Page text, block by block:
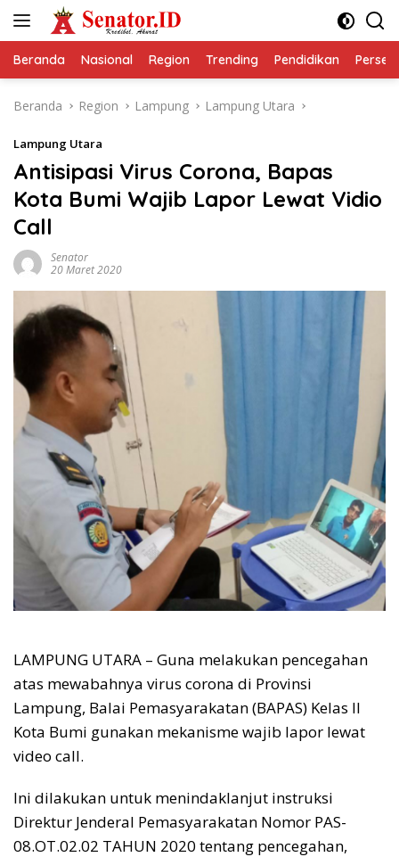
Beranda Nasional Region Trending Pendidikan
Beranda Region Lampung Lampung Utara
Lampung Utara
Antisipasi Virus Corona, Bapas
Kota Bumi Wajib Lapor Lewat Vidio
Call
Senator
20 Maret 2020
LAMPUNG UTARA – Guna melakukan pencegahan
atas mewabahnya virus corona di Provinsi
Lampung, Balai Pemasyarakatan (BAPAS) Kelas II
Kota Bumi gunakan mekanisme wajib lapor lewat
video call.
Ini dilakukan untuk menindaklanjut instruksi
Direktur Jenderal Pemasyarakatan Nomor PAS-
08.OT.02.02 TAHUN 2020 tentang pencegahan,